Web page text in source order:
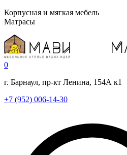
Корпусная и мягкая мебель
Матрасы
0
г. Барнаул, пр-кт Ленина, 154А к1
+7 (952) 006-14-30